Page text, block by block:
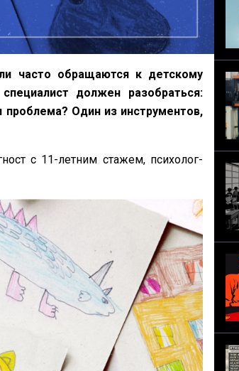
часто обращаются к детскому
должен разобраться:
проблема? Один из инструментов,
с 11-летним стажем, психолог-